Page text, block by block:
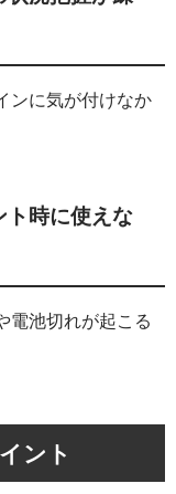
ンに気が付けなか
ト時に使えな
電池切れが起こる
ント